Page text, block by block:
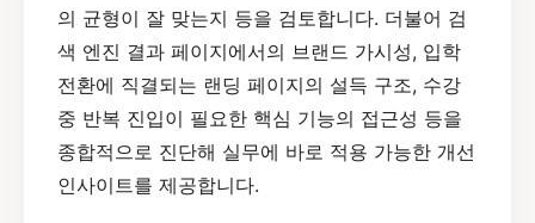
의 균형이 잘 맞는지 등을 검토합니다. 더불어 검
색 엔진 결과 페이지에서의 브랜드 가시성, 입학
전환에 직결되는 랜딩 페이지의 설득 구조, 수강
중 반복 진입이 필요한 핵심 기능의 접근성 등을
종합적으로 진단해 실무에 바로 적용 가능한 개선
인사이트를 제공합니다.